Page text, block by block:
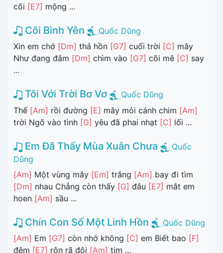
cõi [E7] mộng ...
Cõi Bình Yên
Quốc Dũng
Xin em chớ [Dm] thả hồn [G7] cuối trời [C] mây
Như đang đắm [Dm] chìm vào [G7] cõi mê [C] say
...
Tôi Với Trời Bơ Vơ
Quốc Dũng
Thế [Am] rồi đường [E] mây mỏi cánh chim [Am]
trời Ngõ vào tình [G] yêu đã phai nhạt [C] lối ...
Em Đã Thấy Mùa Xuân Chưa
Quốc
Dũng
[Am] Một vùng mây [Em] trắng [Am] bay đi tìm
[Dm] nhau Chẳng còn thấy [G] đâu [E7] mắt em
hoen [Am] sầu ...
Chín Con Số Một Linh Hồn
Quốc Dũng
[Am] Em [G7] còn nhớ không [C] em Biết bao [F]
đêm [E7] rộn rã đôi [Am] tim ...